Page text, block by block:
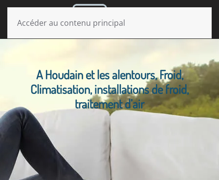
Accéder au contenu principal
A Houdain et les alentours, Froid,
Climatisation, installations de froid,
traitement d’air